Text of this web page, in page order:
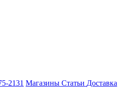
2131 Магазины Статьи Доставка